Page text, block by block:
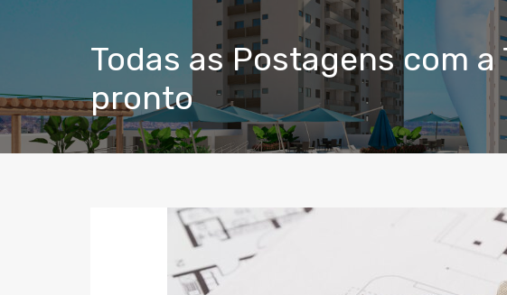
Todas as Postagens com
pronto